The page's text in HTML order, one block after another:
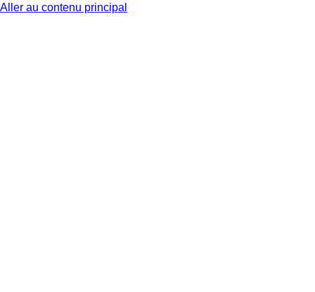
Aller au contenu principal